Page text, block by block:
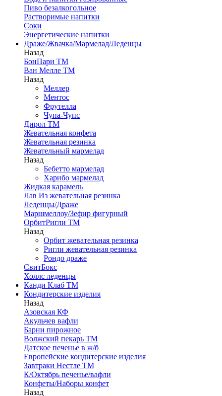
Пиво безалкогольное
Растворимые напитки
Соки
Энергетические напитки
Драже/Жвачка/Мармелад/Леденцы
Назад
БонПари ТМ
Ван Мелле ТМ
Назад
Меллер
Ментос
Фрутелла
Чупа-Чупс
Дирол ТМ
Жевательная конфета
Жевательная резинка
Жевательный мармелад
Назад
Бебетто мармелад
Харибо мармелад
Жидкая карамель
Лав Из жевательная резинка
Леденцы/Драже
Маршмеллоу/Зефир фигурный
ОрбитРигли ТМ
Назад
Орбит жевательная резинка
Ригли жевательная резинка
Рондо драже
СвитБокс
Холлс леденцы
Канди Клаб ТМ
Кондитерские изделия
Назад
Азовская КФ
Акульчев вафли
Барни пирожное
Волжский пекарь ТМ
Датское печенье в ж/б
Европейские кондитерские изделия
Завтраки Нестле ТМ
К/Октябрь печенье/вафли
Конфеты/Наборы конфет
Назад